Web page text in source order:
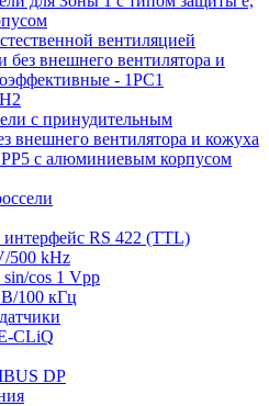
вентиляцией
внешнего вентилятора и
- 1PC1
с принудительным
внешнего вентилятора и кожуха
с алюминиевым корпусом
RS 422 (TTL)
500 kHz
cos 1 Vpp
100 кГц
CLiQ
DP